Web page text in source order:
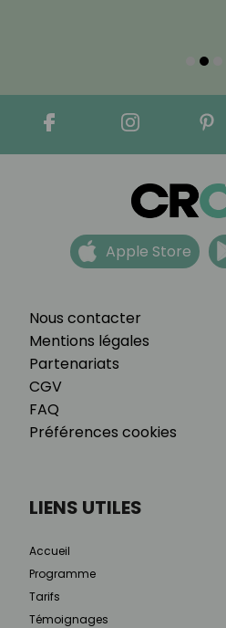
Nous contacter
Mentions légales
Partenariats
CGV
FAQ
Préférences cookies
Apple Store
LIENS UTILES
Accueil
Programme
Tarifs
Témoignages